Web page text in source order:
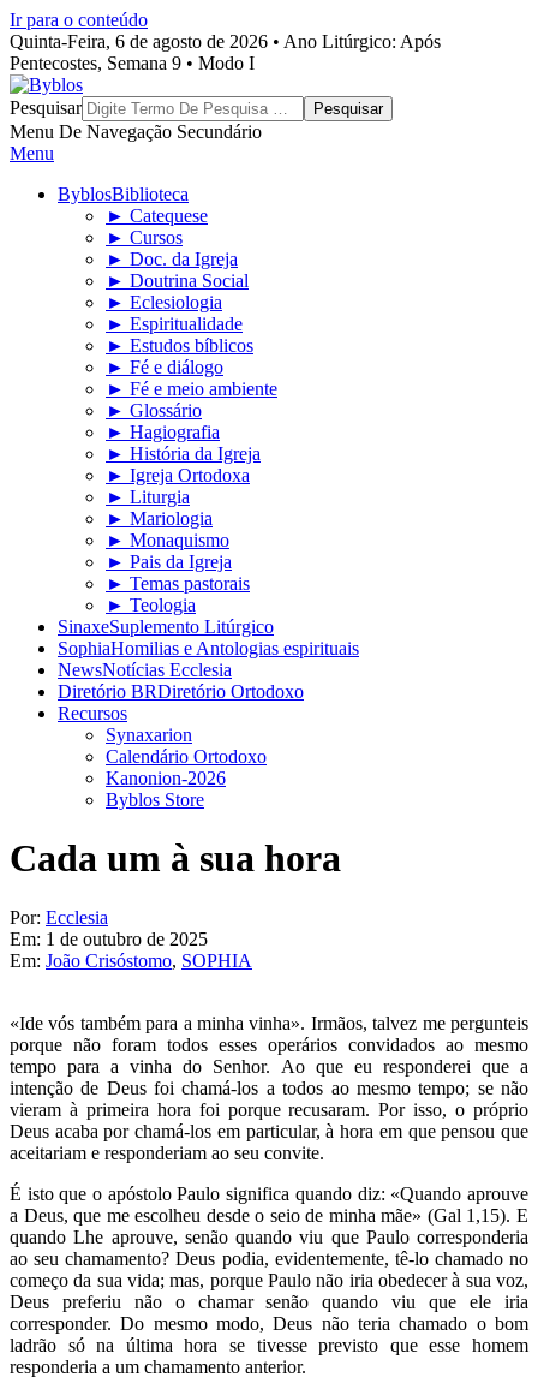
Ir para o conteúdo
Quinta-Feira, 6 de agosto de 2026 • Ano Litúrgico: Após
Pentecostes, Semana 9 • Modo I
Byblos
Pesquisar
Menu De Navegação Secundário
Menu
ByblosBiblioteca
► Catequese
► Cursos
► Doc. da Igreja
► Doutrina Social
► Eclesiologia
► Espiritualidade
► Estudos bíblicos
► Fé e diálogo
► Fé e meio ambiente
► Glossário
► Hagiografia
► História da Igreja
► Igreja Ortodoxa
► Liturgia
► Mariologia
► Monaquismo
► Pais da Igreja
► Temas pastorais
► Teologia
SinaxeSuplemento Litúrgico
SophiaHomilias e Antologias espirituais
NewsNotícias Ecclesia
Diretório BRDiretório Ortodoxo
Recursos
Synaxarion
Calendário Ortodoxo
Kanonion-2026
Byblos Store
Cada um à sua hora
Por: Ecclesia
Em: 1 de outubro de 2025
Em: João Crisóstomo, SOPHIA
«Ide vós também para a minha vinha». Irmãos, talvez me pergunteis
porque não foram todos esses operários convidados ao mesmo
tempo para a vinha do Senhor. Ao que eu responderei que a
intenção de Deus foi chamá-los a todos ao mesmo tempo; se não
vieram à primeira hora foi porque recusaram. Por isso, o próprio
Deus acaba por chamá-los em particular, à hora em que pensou que
aceitariam e responderiam ao seu convite.
É isto que o apóstolo Paulo significa quando diz: «Quando aprouve
a Deus, que me escolheu desde o seio de minha mãe» (Gal 1,15). E
quando Lhe aprouve, senão quando viu que Paulo corresponderia
ao seu chamamento? Deus podia, evidentemente, tê-lo chamado no
começo da sua vida; mas, porque Paulo não iria obedecer à sua voz,
Deus preferiu não o chamar senão quando viu que ele iria
corresponder. Do mesmo modo, Deus não teria chamado o bom
ladrão só na última hora se tivesse previsto que esse homem
responderia a um chamamento anterior.